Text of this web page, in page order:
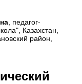
, педагог-
Казахстан,
район,